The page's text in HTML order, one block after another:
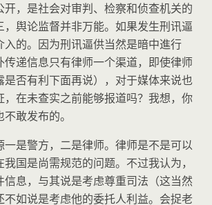
开，是社会对审判、检察和侦查机关的
，舆论监督并非万能。如果发生刑讯逼
入的。因为刑讯逼供当然是暗中進行
传递信息只有律师一个渠道，即使律师
是否有利下面再说），对于媒体来说也
，在未查实之前能够报道吗？我想，你
敢发布的。
一是警方，二是律师。律师是不是可以
国是尚需规范的问题。不过我认为，
信息，与其说是考虑尊重司法（这当然
不如说是考虑他的委托人利益。会捉老